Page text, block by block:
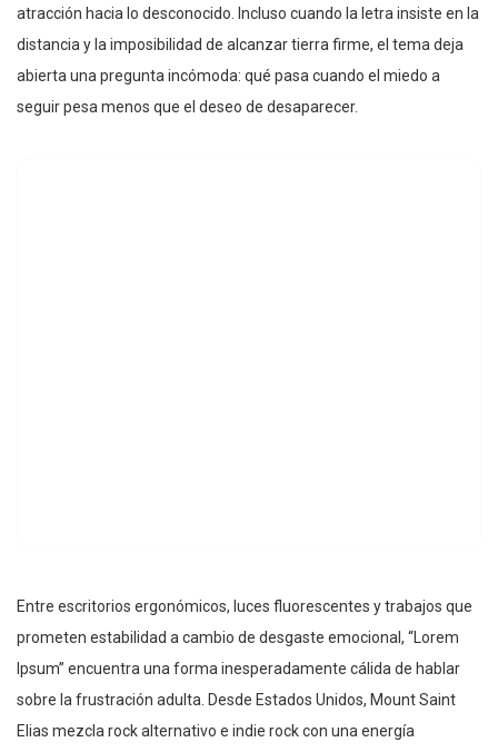
atracción hacia lo desconocido. Incluso cuando la letra insiste en la
distancia y la imposibilidad de alcanzar tierra firme, el tema deja
abierta una pregunta incómoda: qué pasa cuando el miedo a
seguir pesa menos que el deseo de desaparecer.
Entre escritorios ergonómicos, luces fluorescentes y trabajos que
prometen estabilidad a cambio de desgaste emocional, “Lorem
Ipsum” encuentra una forma inesperadamente cálida de hablar
sobre la frustración adulta. Desde Estados Unidos, Mount Saint
Elias mezcla rock alternativo e indie rock con una energía